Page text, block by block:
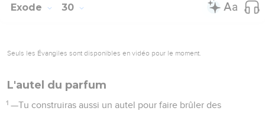
Exode 30
Seuls les Évangiles sont disponibles en vidéo pour le moment.
L'autel du parfum
1 —Tu construiras aussi un autel pour faire brûler des